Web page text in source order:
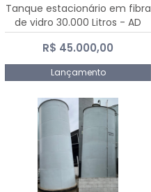
Tanque estacionário em fibra
de vidro 30.000 Litros - AD
Fibras
R$ 45.000,00
Lançamento